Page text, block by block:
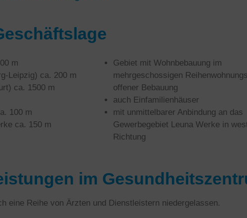
m
Leipzig) ca. 200 m
ca. 1500 m
100 m
ca. 150 m
Gebiet mit Wohnbebauung im
mehrgeschossigen
offener Bebauung
auch Einfamilienhäuser
mit unmittelbarer Anbindung an das
Gewerbegebiet Leuna Werke in
Richtung
im
eine Reihe von Ärzten und Dienstleistern niedergelassen.